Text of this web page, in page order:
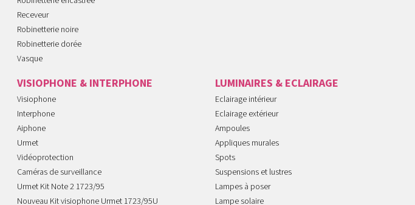
Receveur
Robinetterie noire
Robinetterie dorée
Vasque
VISIOPHONE & INTERPHONE
Visiophone
Interphone
Aiphone
Urmet
Vidéoprotection
Caméras de surveillance
Urmet Kit Note 2 1723/95
Nouveau Kit visiophone Urmet 1723/95U
LUMINAIRES & ECLAIRAGE
Eclairage intérieur
Eclairage extérieur
Ampoules
Appliques murales
Spots
Suspensions et lustres
Lampes à poser
Lampe solaire